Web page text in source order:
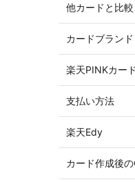
他カードと比較
カードブランド
楽天PINKカード
支払い方法
楽天Edy
カード作成後